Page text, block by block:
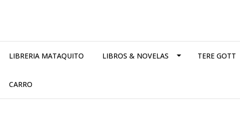
LIBRERIA MATAQUITO LIBROS & NOVELAS TERE GOTT
CARRO